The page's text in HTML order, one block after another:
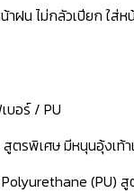
าฝน ไม่กลัวเปียก ใส่
บอร์ / PU
ตรพิเศษ มีหนุนอุ้งเท้
(PU)